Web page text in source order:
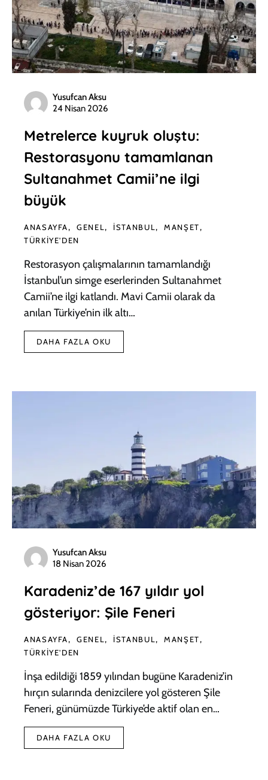
Yusufcan Aksu
24 Nisan 2026
Metrelerce kuyruk oluştu:
Restorasyonu tamamlanan
Sultanahmet Camii’ne ilgi
büyük
ANASAYFA GENEL İSTANBUL
MANŞET
TÜRKIYE'DEN
Restorasyon çalışmalarının tamamlandığı
İstanbul’un simge eserlerinden Sultanahmet
Camii’ne ilgi katlandı. Mavi Camii olarak da
anılan Türkiye’nin ilk altı…
DAHA FAZLA OKU
Yusufcan Aksu
18 Nisan 2026
Karadeniz’de 167 yıldır yol
gösteriyor: Şile Feneri
ANASAYFA GENEL İSTANBUL
MANŞET
TÜRKIYE'DEN
İnşa edildiği 1859 yılından bugüne Karadeniz’in
hırçın sularında denizcilere yol gösteren Şile
Feneri, günümüzde Türkiye’de aktif olan en…
DAHA FAZLA OKU